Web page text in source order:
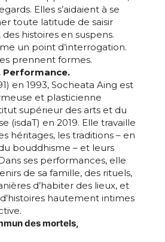
Elles s’aidaient à se
toute latitude de saisir
histoires en suspens.
un point d’interrogation.
prennent formes.
Performance.
en 1993, Socheata Aing est
et plasticienne
supérieur des arts et du
(isdaT) en 2019. Elle travaille
héritages, les traditions – en
bouddhisme – et leurs
ses performances, elle
de sa famille, des rituels,
d’habiter des lieux, et
hautement intimes
des mortels,